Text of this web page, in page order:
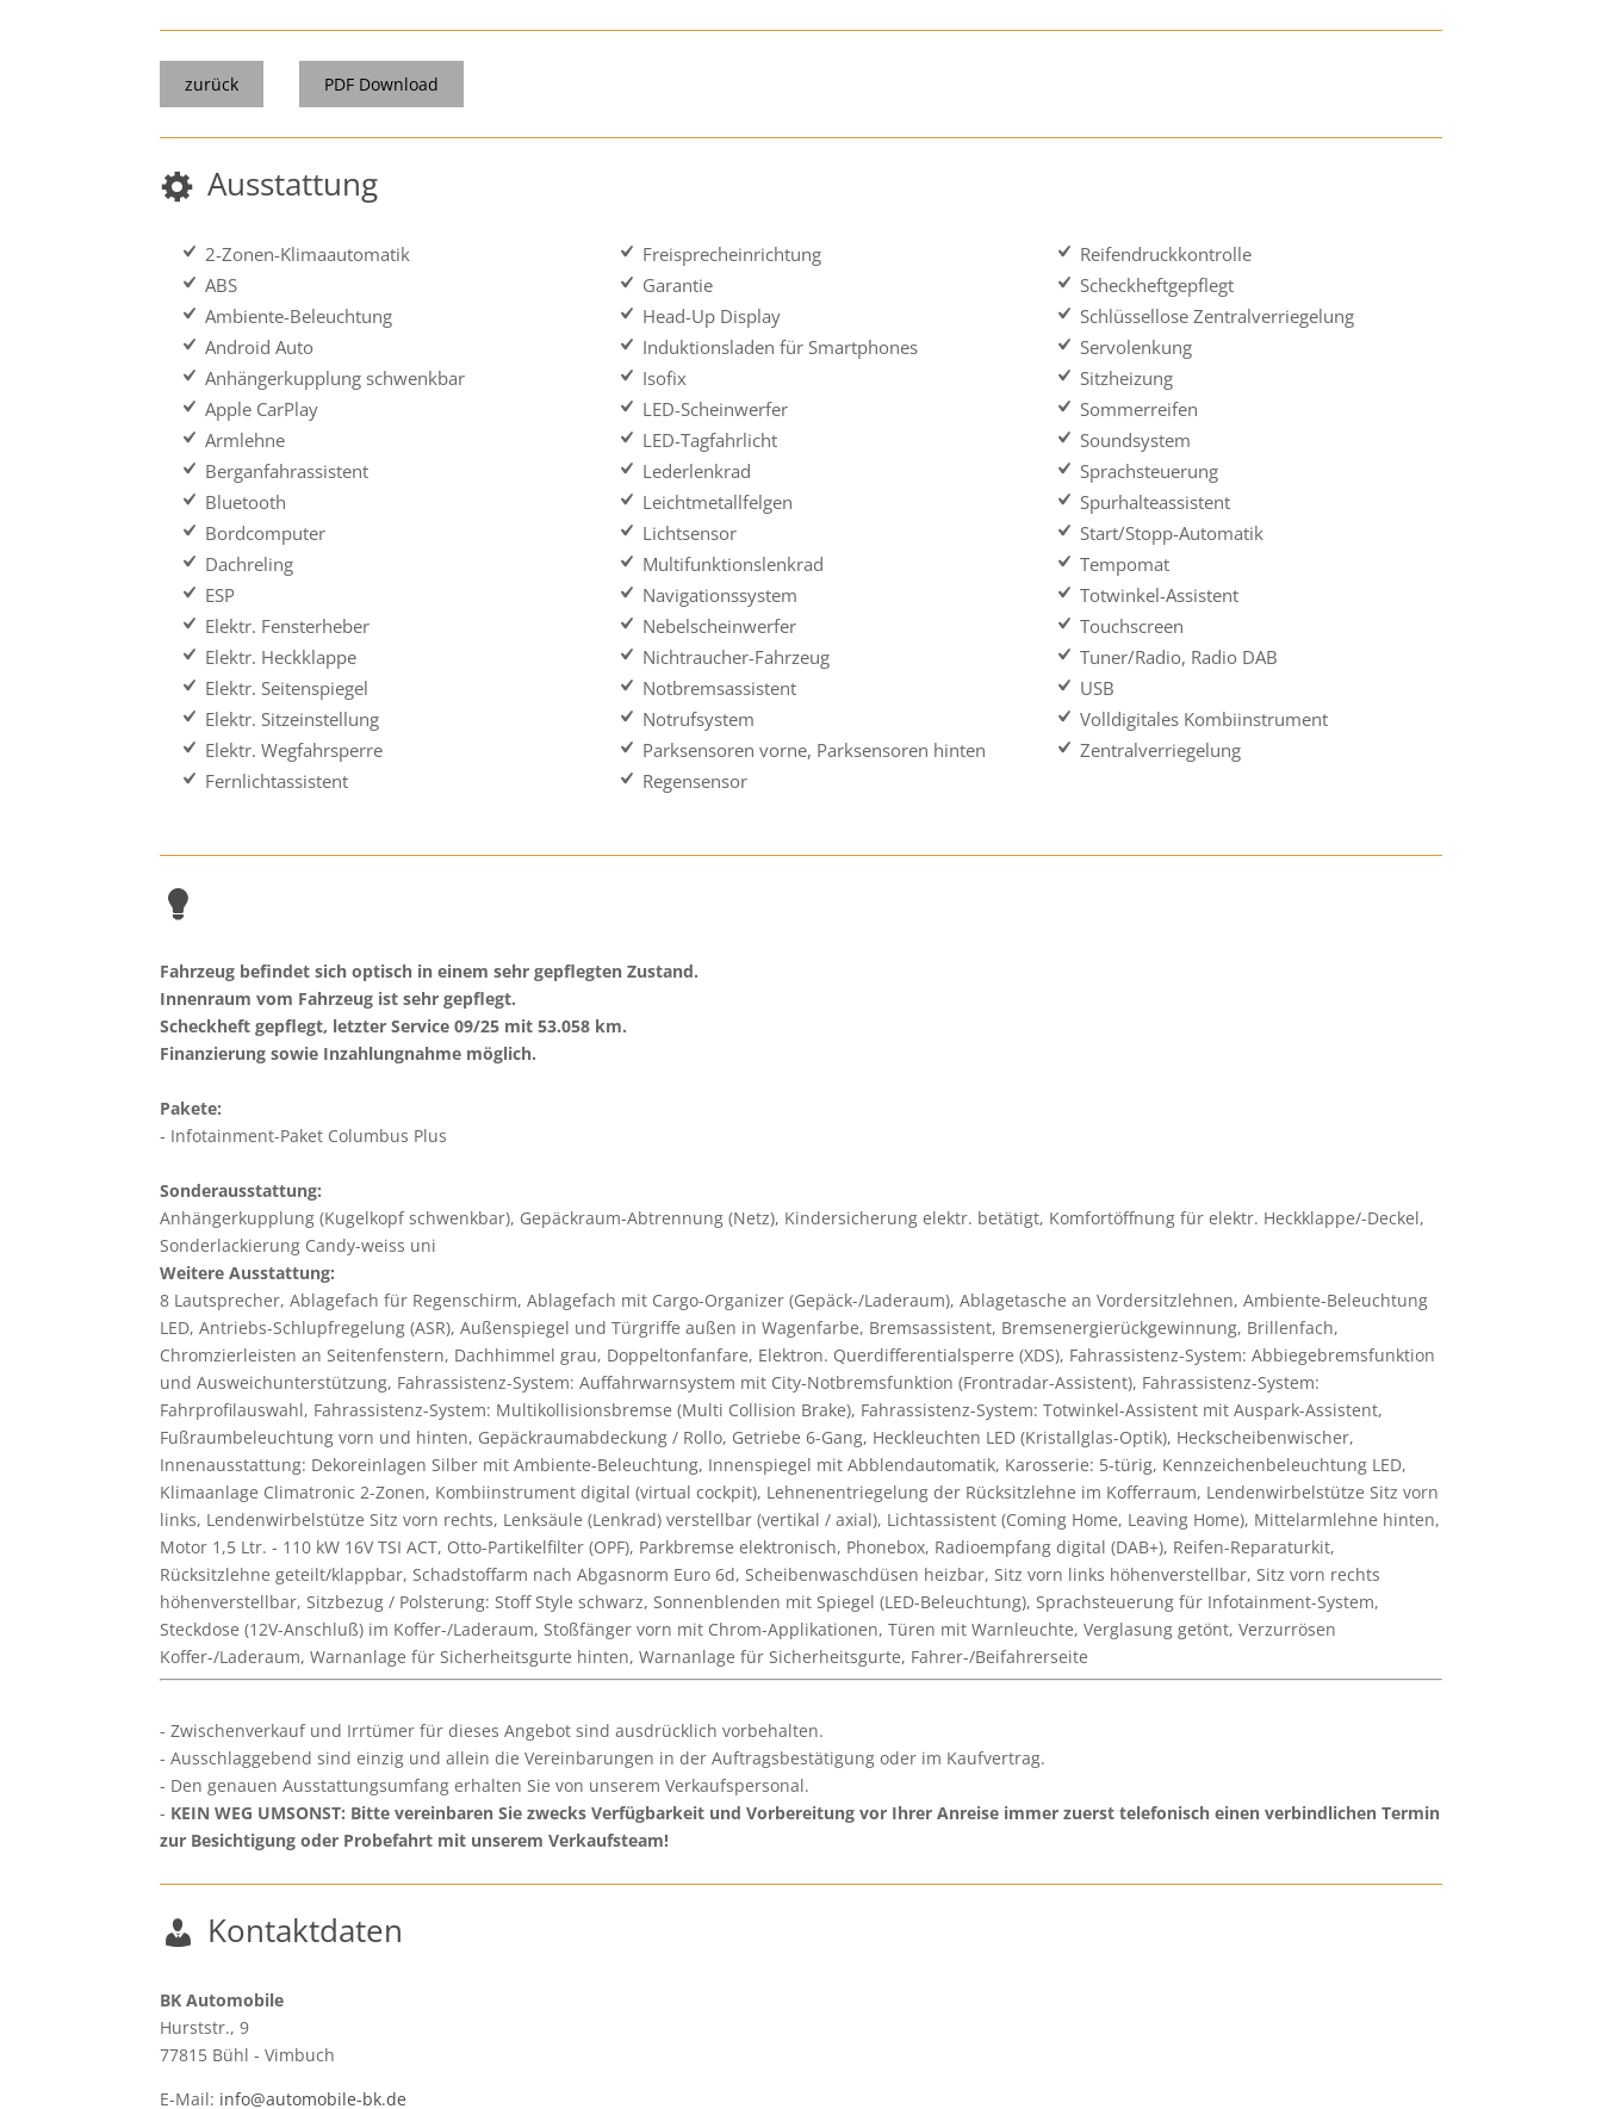
zurück PDF Download
Ausstattung
2-Zonen-Klimaautomatik
ABS
Ambiente-Beleuchtung
Android Auto
Anhängerkupplung schwenkbar
Apple CarPlay
Armlehne
Berganfahrassistent
Bluetooth
Bordcomputer
Dachreling
ESP
Elektr. Fensterheber
Elektr. Heckklappe
Elektr. Seitenspiegel
Elektr. Sitzeinstellung
Elektr. Wegfahrsperre
Fernlichtassistent
Freisprecheinrichtung
Garantie
Head-Up Display
Induktionsladen für Smartphones
Isofix
LED-Scheinwerfer
LED-Tagfahrlicht
Lederlenkrad
Leichtmetallfelgen
Lichtsensor
Multifunktionslenkrad
Navigationssystem
Nebelscheinwerfer
Nichtraucher-Fahrzeug
Notbremsassistent
Notrufsystem
Parksensoren vorne, Parksensoren hinten
Regensensor
Reifendruckkontrolle
Scheckheftgepflegt
Schlüssellose Zentralverriegelung
Servolenkung
Sitzheizung
Sommerreifen
Soundsystem
Sprachsteuerung
Spurhalteassistent
Start/Stopp-Automatik
Tempomat
Totwinkel-Assistent
Touchscreen
Tuner/Radio, Radio DAB
USB
Volldigitales Kombiinstrument
Zentralverriegelung
Fahrzeug befindet sich optisch in einem sehr gepflegten Zustand.
Innenraum vom Fahrzeug ist sehr gepflegt.
Scheckheft gepflegt, letzter Service 09/25 mit 53.058 km.
Finanzierung sowie Inzahlungnahme möglich.
Pakete:
Infotainment-Paket Columbus Plus
Sonderausstattung:
Anhängerkupplung (Kugelkopf schwenkbar), Gepäckraum-Abtrennung (Netz), Kindersicherung elektr. betätigt, Komfortöffnung für elektr. Heckklappe/-Deckel,
Sonderlackierung Candy-weiss uni
Weitere Ausstattung:
8 Lautsprecher, Ablagefach für Regenschirm, Ablagefach mit Cargo-Organizer (Gepäck-/Laderaum), Ablagetasche an Vordersitzlehnen, Ambiente-Beleuchtung
LED, Antriebs-Schlupfregelung (ASR), Außenspiegel und Türgriffe außen in Wagenfarbe, Bremsassistent, Bremsenergierückgewinnung, Brillenfach,
Chromzierleisten an Seitenfenstern, Dachhimmel grau, Doppeltonfanfare, Elektron. Querdifferentialsperre (XDS), Fahrassistenz-System: Abbiegebremsfunktion
und Ausweichunterstützung, Fahrassistenz-System: Auffahrwarnsystem mit City-Notbremsfunktion (Frontradar-Assistent), Fahrassistenz-System:
Fahrprofilauswahl, Fahrassistenz-System: Multikollisionsbremse (Multi Collision Brake), Fahrassistenz-System: Totwinkel-Assistent mit Auspark-Assistent,
Fußraumbeleuchtung vorn und hinten, Gepäckraumabdeckung / Rollo, Getriebe 6-Gang, Heckleuchten LED (Kristallglas-Optik), Heckscheibenwischer,
Innenausstattung: Dekoreinlagen Silber mit Ambiente-Beleuchtung, Innenspiegel mit Abblendautomatik, Karosserie: 5-türig, Kennzeichenbeleuchtung LED,
Klimaanlage Climatronic 2-Zonen, Kombiinstrument digital (virtual cockpit), Lehnenentriegelung der Rücksitzlehne im Kofferraum, Lendenwirbelstütze Sitz vorn
links, Lendenwirbelstütze Sitz vorn rechts, Lenksäule (Lenkrad) verstellbar (vertikal / axial), Lichtassistent (Coming Home, Leaving Home), Mittelarmlehne hinten,
Motor 1,5 Ltr. - 110 kW 16V TSI ACT, Otto-Partikelfilter (OPF), Parkbremse elektronisch, Phonebox, Radioempfang digital (DAB+), Reifen-Reparaturkit,
Rücksitzlehne geteilt/klappbar, Schadstoffarm nach Abgasnorm Euro 6d, Scheibenwaschdüsen heizbar, Sitz vorn links höhenverstellbar, Sitz vorn rechts
höhenverstellbar, Sitzbezug / Polsterung: Stoff Style schwarz, Sonnenblenden mit Spiegel (LED-Beleuchtung), Sprachsteuerung für Infotainment-System,
Steckdose (12V-Anschluß) im Koffer-/Laderaum, Stoßfänger vorn mit Chrom-Applikationen, Türen mit Warnleuchte, Verglasung getönt, Verzurrösen
Koffer-/Laderaum, Warnanlage für Sicherheitsgurte hinten, Warnanlage für Sicherheitsgurte, Fahrer-/Beifahrerseite
Zwischenverkauf und Irrtümer für dieses Angebot sind ausdrücklich vorbehalten.
Ausschlaggebend sind einzig und allein die Vereinbarungen in der Auftragsbestätigung oder im Kaufvertrag.
Den genauen Ausstattungsumfang erhalten Sie von unserem Verkaufspersonal.
KEIN WEG UMSONST: Bitte vereinbaren Sie zwecks Verfügbarkeit und Vorbereitung vor Ihrer Anreise immer zuerst telefonisch einen verbindlichen Termin
zur Besichtigung oder Probefahrt mit unserem Verkaufsteam!
Kontaktdaten
BK Automobile
Hurststr., 9
77815 Bühl - Vimbuch
E-Mail: info@automobile-bk.de